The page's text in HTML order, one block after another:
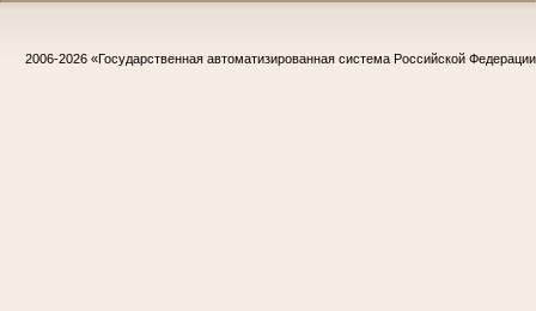
2006-2026 «Государственная автоматизированная система Российской